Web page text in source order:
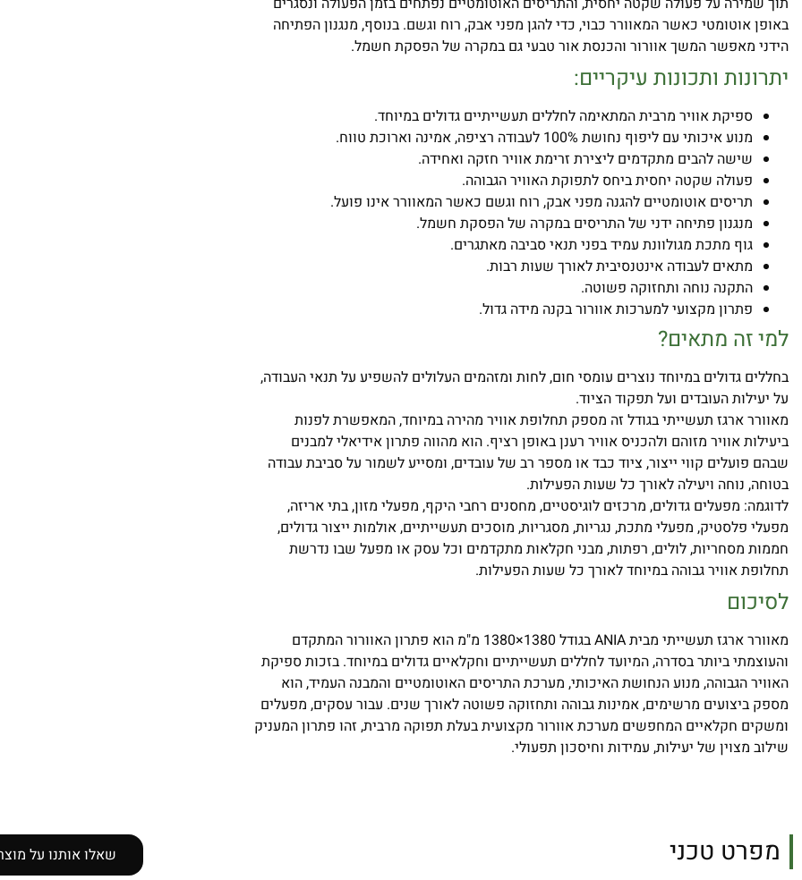
באופן אוטומטי כאשר המאוורר כבוי, כדי להגן מפני אבק, רוח וגשם. בנוסף, מנגנון הפתיחה
הידני מאפשר המשך אוורור והכנסת אור טבעי גם במקרה של הפסקת חשמל.
יתרונות ותכונות עיקריים:
ספיקת אוויר מרבית המתאימה לחללים תעשייתיים גדולים במיוחד.
מנוע איכותי עם ליפוף נחושת 100% לעבודה רציפה, אמינה וארוכת טווח.
שישה להבים מתקדמים ליצירת זרימת אוויר חזקה ואחידה.
פעולה שקטה יחסית ביחס לתפוקת האוויר הגבוהה.
תריסים אוטומטיים להגנה מפני אבק, רוח וגשם כאשר המאוורר אינו פועל.
מנגנון פתיחה ידני של התריסים במקרה של הפסקת חשמל.
גוף מתכת מגולוונת עמיד בפני תנאי סביבה מאתגרים.
מתאים לעבודה אינטנסיבית לאורך שעות רבות.
התקנה נוחה ותחזוקה פשוטה.
פתרון מקצועי למערכות אוורור בקנה מידה גדול.
למי זה מתאים?
בחללים גדולים במיוחד נוצרים עומסי חום, לחות ומזהמים העלולים להשפיע על תנאי העבודה,
על יעילות העובדים ועל תפקוד הציוד.
מאוורר ארגז תעשייתי בגודל זה מספק תחלופת אוויר מהירה במיוחד, המאפשרת לפנות
ביעילות אוויר מזוהם ולהכניס אוויר רענן באופן רציף. הוא מהווה פתרון אידיאלי למבנים
שבהם פועלים קווי ייצור, ציוד כבד או מספר רב של עובדים, ומסייע לשמור על סביבת עבודה
בטוחה, נוחה ויעילה לאורך כל שעות הפעילות.
לדוגמה: מפעלים גדולים, מרכזים לוגיסטיים, מחסנים רחבי היקף, מפעלי מזון, בתי אריזה,
מפעלי פלסטיק, מפעלי מתכת, נגריות, מסגריות, מוסכים תעשייתיים, אולמות ייצור גדולים,
חממות מסחריות, לולים, רפתות, מבני חקלאות מתקדמים וכל עסק או מפעל שבו נדרשת
תחלופת אוויר גבוהה במיוחד לאורך כל שעות הפעילות.
לסיכום
מאוורר ארגז תעשייתי מבית ANIA בגודל 1380×1380 מ"מ הוא פתרון האוורור המתקדם
והעוצמתי ביותר בסדרה, המיועד לחללים תעשייתיים וחקלאיים גדולים במיוחד. בזכות ספיקת
האוויר הגבוהה, מנוע הנחושת האיכותי, מערכת התריסים האוטומטיים והמבנה העמיד, הוא
מספק ביצועים מרשימים, אמינות גבוהה ותחזוקה פשוטה לאורך שנים. עבור עסקים, מפעלים
ומשקים חקלאיים המחפשים מערכת אוורור מקצועית בעלת תפוקה מרבית, זהו פתרון המעניק
שילוב מצוין של יעילות, עמידות וחיסכון תפעולי.
מפרט טכני שאלו אותנו על